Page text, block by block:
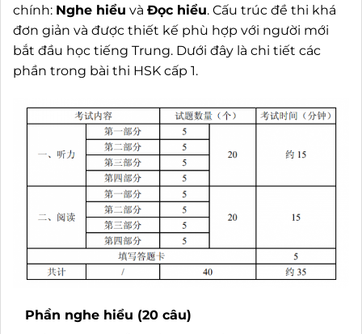
chính: Nghe hiểu và Đọc hiểu. Cấu trúc đề thi khá
đơn giản và được thiết kế phù hợp với người mới
bắt đầu học tiếng Trung. Dưới đây là chi tiết các
phần trong bài thi HSK cấp 1.
Phần nghe hiểu (20 câu)